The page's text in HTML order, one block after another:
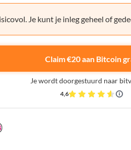
Je kunt je inleg geheel of
Claim €20 aan Bitcoin
Je wordt doorgestuurd naar
4,6